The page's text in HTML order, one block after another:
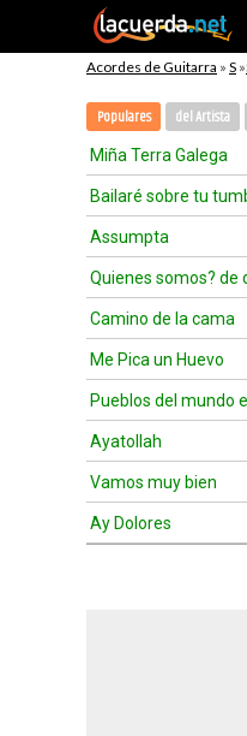
Acordes de Guitarra » S »
Populares del Artista
Miña Terra Galega
Bailaré sobre tu
Assumpta
Quienes somos? de
Camino de la cama
Me Pica un Huevo
Pueblos del mundo
Ayatollah
Vamos muy bien
Ay Dolores